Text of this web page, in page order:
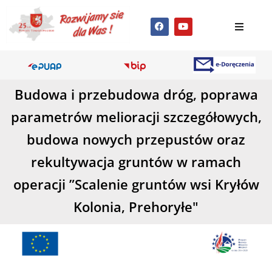
Budowa i przebudowa dróg, poprawa
parametrów melioracji szczegółowych,
budowa nowych przepustów oraz
rekultywacja gruntów w ramach
operacji ”Scalenie gruntów wsi Kryłów
Kolonia, Prehoryłe"